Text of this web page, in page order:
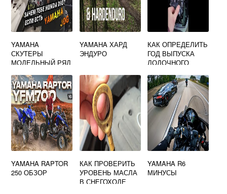
YAMAHA
СКУТЕРЫ
МОДЕЛЬНЫЙ РЯД
YAMAHA ХАРД
ЭНДУРО
КАК ОПРЕДЕЛИТЬ
ГОД ВЫПУСКА
ЛОДОЧНОГО
ПО ТАБЛИЧКЕ
YAMAHA RAPTOR
250 ОБЗОР
КАК ПРОВЕРИТЬ
УРОВЕНЬ МАСЛА
В СНЕГОХОДЕ
YAMAHA R6
МИНУСЫ